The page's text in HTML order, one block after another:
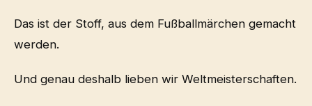
Das ist der Stoff, aus dem Fußballmärchen gemacht
werden.
Und genau deshalb lieben wir Weltmeisterschaften.